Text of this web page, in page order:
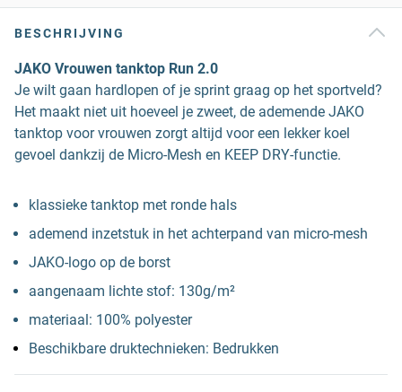
BESCHRIJVING
JAKO Vrouwen tanktop Run 2.0
Je wilt gaan hardlopen of je sprint graag op het sportveld?
Het maakt niet uit hoeveel je zweet, de ademende JAKO
tanktop voor vrouwen zorgt altijd voor een lekker koel
gevoel dankzij de Micro-Mesh en KEEP DRY-functie.
klassieke tanktop met ronde hals
ademend inzetstuk in het achterpand van micro-mesh
JAKO-logo op de borst
aangenaam lichte stof: 130g/m²
materiaal: 100% polyester
Beschikbare druktechnieken: Bedrukken